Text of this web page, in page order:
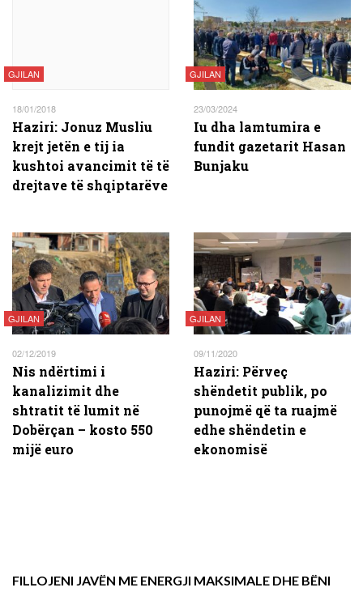
GJILAN
18/01/2018
Haziri: Jonuz Musliu
krejt jetën e tij ia
kushtoi avancimit të të
drejtave të shqiptarëve
GJILAN
23/03/2024
Iu dha lamtumira e
fundit gazetarit Hasan
Bunjaku
GJILAN
02/12/2019
Nis ndërtimi i
kanalizimit dhe
shtratit të lumit në
Dobërçan – kosto 550
mijë euro
GJILAN
09/11/2020
Haziri: Përveç
shëndetit publik, po
punojmë që ta ruajmë
edhe shëndetin e
ekonomisë
FILLOJENI JAVËN ME ENERGJI MAKSIMALE DHE BËNI